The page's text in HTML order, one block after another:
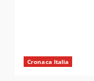
Cronaca Italia